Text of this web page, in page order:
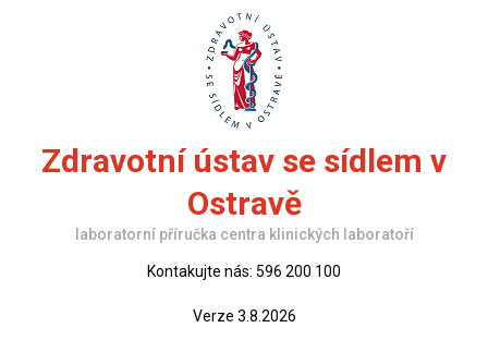
Zdravotní ústav se sídlem v
Ostravě
laboratorní příručka centra klinických laboratoří
Kontakujte nás: 596 200 100
Verze 3.8.2026